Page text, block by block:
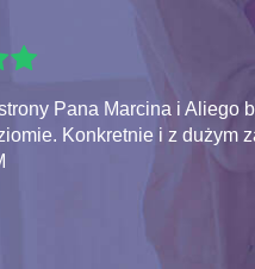
Pana Marcina i Aliego
Konkretnie i z dużym